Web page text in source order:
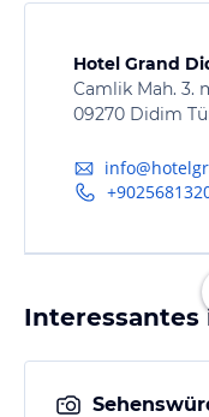
Hotel Grand
Camlik Mah. 3.
09270 Didim
Interessantes